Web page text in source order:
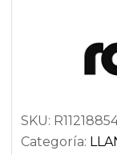
SKU:
Categoría: